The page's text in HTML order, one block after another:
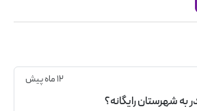
12 ماه پیش
به شهرستان رایگانه؟